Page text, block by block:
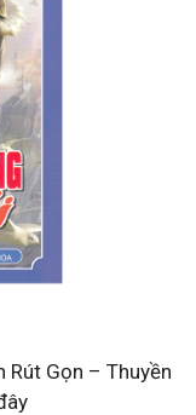
Rút Gọn – Thuyền